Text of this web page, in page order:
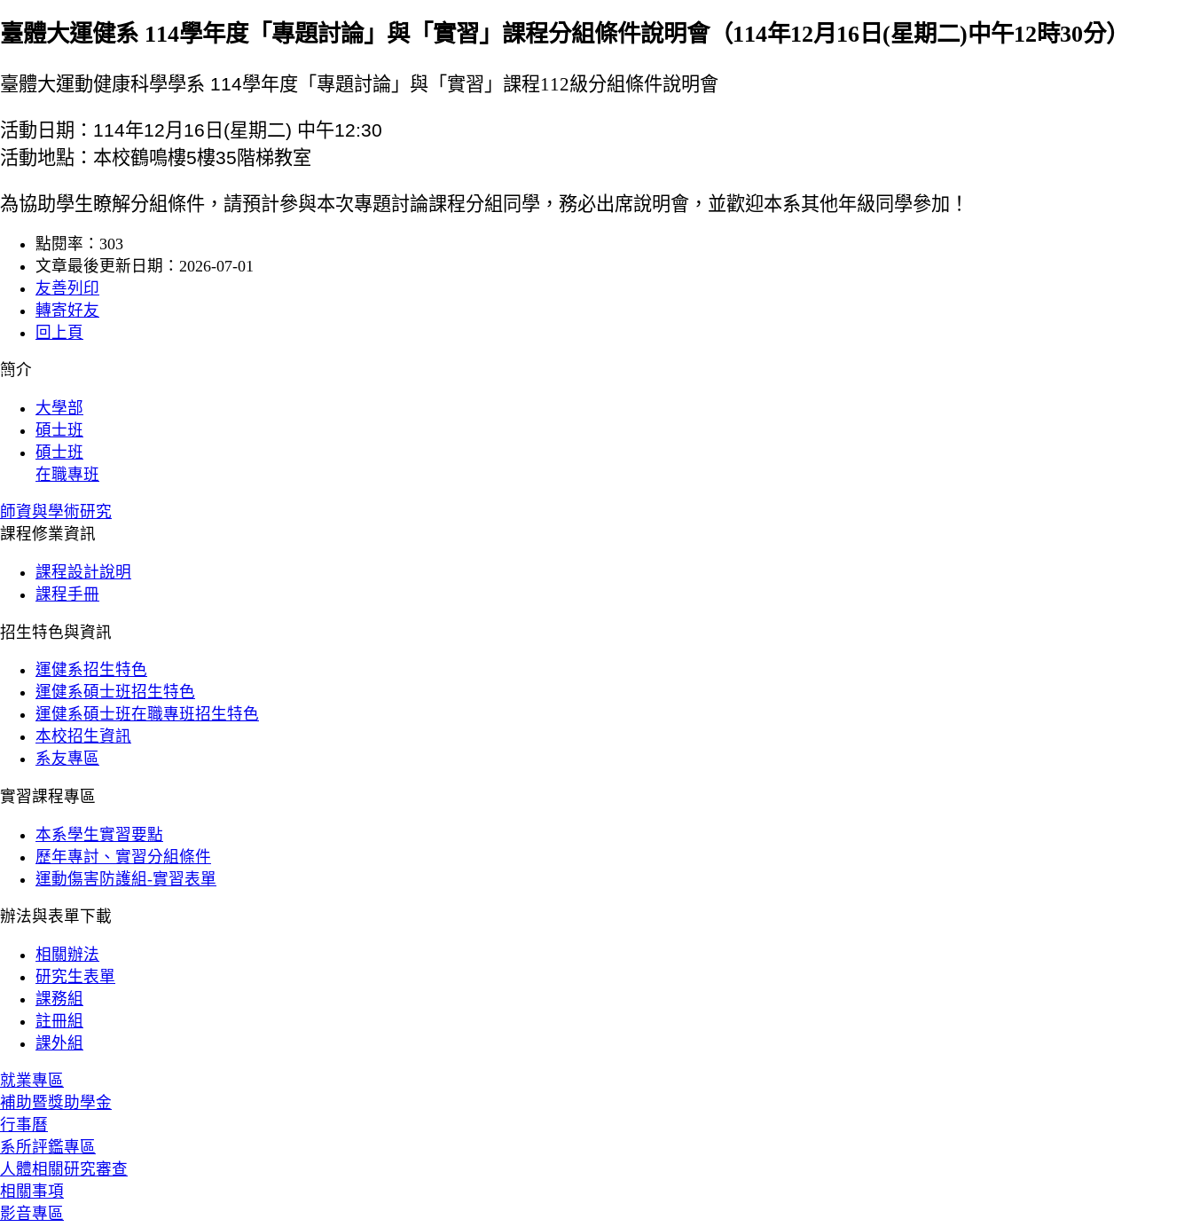
臺體大運健系 114學年度「專題討論」與「實習」課程分組條件說明會（114年12月16日(星期二)中午12時30分）
臺體大運動健康科學學系 114學年度 「專題討論」與「實習」課程112級分組條件說明會
活動日期：114年12月16日(星期二) 中午12:30
活動地點：本校鶴鳴樓5樓35階梯教室
為協助學生瞭解分組條件，請預計參與本次專題討論課程分組同學，務必出席說明會，並歡迎本系其他年級同學參加！
點閱率：303
文章最後更新日期：2026-07-01
友善列印
轉寄好友
回上頁
:::
簡介
大學部
碩士班
碩士班
在職專班
師資與學術研究
課程修業資訊
課程設計說明
課程手冊
招生特色與資訊
運健系招生特色
運健系碩士班招生特色
運健系碩士班在職專班招生特色
本校招生資訊
系友專區
實習課程專區
本系學生實習要點
歷年專討、實習分組條件
運動傷害防護組-實習表單
辦法與表單下載
相關辦法
研究生表單
課務組
註冊組
課外組
就業專區
補助暨獎助學金
行事曆
系所評鑑專區
人體相關研究審查
相關事項
影音專區